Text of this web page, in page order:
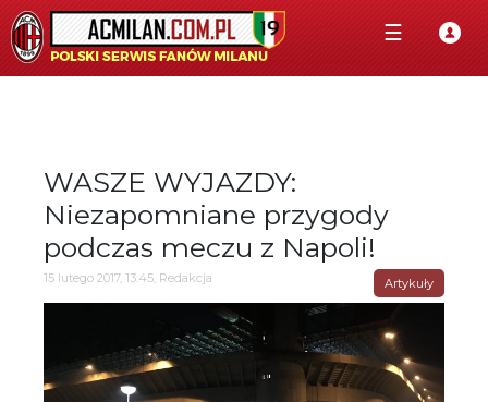
☰
WASZE WYJAZDY:
Niezapomniane przygody
podczas meczu z Napoli!
15 lutego 2017, 13:45, Redakcja Artykuły